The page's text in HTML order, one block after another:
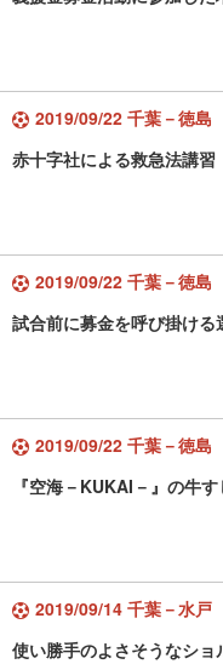
2019/09/22 千葉－徳島
赤十字社による救急法講習
2019/09/22 千葉－徳島
試合前に募金を呼び掛ける
2019/09/22 千葉－徳島
『空海－KUKAI－』の牛
2019/09/14 千葉－水戸
使い勝手のよさそうなシ